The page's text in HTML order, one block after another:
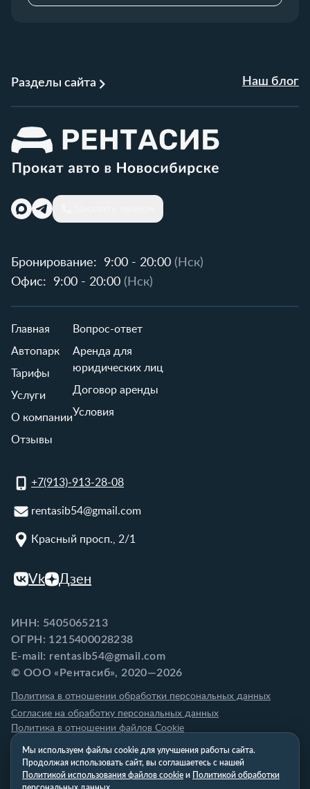
Разделы сайта Наш блог
Бронирование: 9:00 - 20:00 (Нск)
Офис:
9:00 - 20:00 (Нск)
Главная
Автопарк
Тарифы
Услуги
О компании
Отзывы
Вопрос-ответ
Аренда для
юридических лиц
Договор аренды
Условия
+7(913)-913-28-08
rentasib54@gmail.com
Красный просп., 2/1
Vk Дзен
ИНН: 5405065213
ОГРН: 1215400028238
E-mail: rentasib54@gmail.com
© ООО «Рентасиб», 2020—2026
Политика в отношении обработки персональных данных
Согласие на обработку персональных данных
Политика в отношении файлов Cookie
Мы используем файлы cookie для улучшения работы сайта.
Продолжая использовать сайт, вы соглашаетесь с нашей
Политикой использования файлов cookie и Политикой обработки